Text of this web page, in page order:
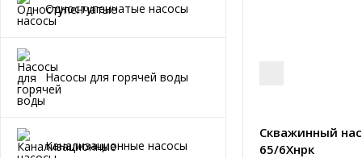
Одноступенчатые насосы
Насосы для горячей воды
Канализационные насосы
Скважинный
65/6Хнрк